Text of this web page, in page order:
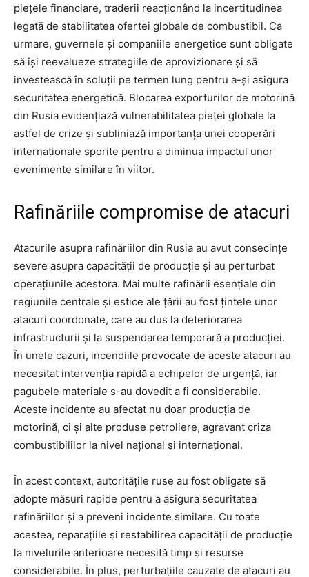
piețele financiare, traderii reacționând la incertitudinea
legată de stabilitatea ofertei globale de combustibil. Ca
urmare, guvernele și companiile energetice sunt obligate
să își reevalueze strategiile de aprovizionare și să
investească în soluții pe termen lung pentru a-și asigura
securitatea energetică. Blocarea exporturilor de motorină
din Rusia evidențiază vulnerabilitatea pieței globale la
astfel de crize și subliniază importanța unei cooperări
internaționale sporite pentru a diminua impactul unor
evenimente similare în viitor.
Rafinăriile compromise de atacuri
Atacurile asupra rafinăriilor din Rusia au avut consecințe
severe asupra capacității de producție și au perturbat
operațiunile acestora. Mai multe rafinării esențiale din
regiunile centrale și estice ale țării au fost țintele unor
atacuri coordonate, care au dus la deteriorarea
infrastructurii și la suspendarea temporară a producției.
În unele cazuri, incendiile provocate de aceste atacuri au
necesitat intervenția rapidă a echipelor de urgență, iar
pagubele materiale s-au dovedit a fi considerabile.
Aceste incidente au afectat nu doar producția de
motorină, ci și alte produse petroliere, agravant criza
combustibililor la nivel național și internațional.
În acest context, autoritățile ruse au fost obligate să
adopte măsuri rapide pentru a asigura securitatea
rafinăriilor și a preveni incidente similare. Cu toate
acestea, reparațiile și restabilirea capacității de producție
la nivelurile anterioare necesită timp și resurse
considerabile. În plus, perturbațiile cauzate de atacuri au